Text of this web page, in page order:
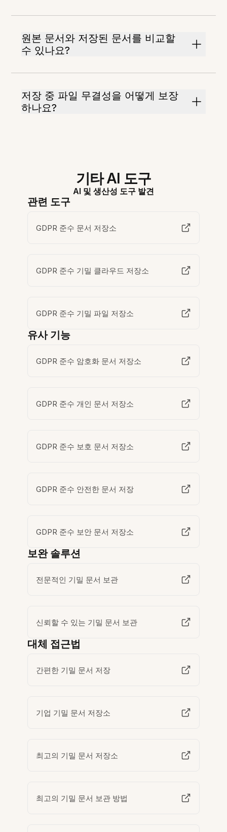
원본 문서와 저장된 문서를 비교할
수 있나요?
저장 중 파일 무결성을 어떻게 보장
하나요?
기타 AI 도구
AI 및 생산성 도구 발견
관련 도구
GDPR 준수 문서 저장소
GDPR 준수 기밀 클라우드 저장소
GDPR 준수 기밀 파일 저장소
유사 기능
GDPR 준수 암호화 문서 저장소
GDPR 준수 개인 문서 저장소
GDPR 준수 보호 문서 저장소
GDPR 준수 안전한 문서 저장
GDPR 준수 보안 문서 저장소
보완 솔루션
전문적인 기밀 문서 보관
신뢰할 수 있는 기밀 문서 보관
대체 접근법
간편한 기밀 문서 저장
기업 기밀 문서 저장소
최고의 기밀 문서 저장소
최고의 기밀 문서 보관 방법